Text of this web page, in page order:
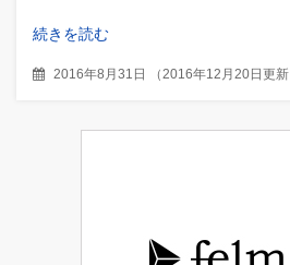
続きを読む
2016年8月31日 （ 2016年12月20日更新